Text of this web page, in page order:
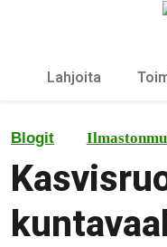
Lahjoita
Blogit